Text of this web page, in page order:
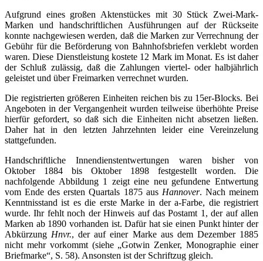
Aufgrund eines großen Aktenstückes mit 30 Stück Zwei-Mark-
Marken und handschriftlichen Ausführungen auf der Rückseite
konnte nachgewiesen werden, daß die Marken zur Verrechnung der
Gebühr für die Beförderung von Bahnhofsbriefen verklebt worden
waren. Diese Dienstleistung kostete 12 Mark im Monat. Es ist daher
der Schluß zulässig, daß die Zahlungen viertel- oder halbjährlich
geleistet und über Freimarken verrechnet wurden.
Die registrierten größeren Einheiten reichen bis zu 15er-Blocks. Bei
Angeboten in der Vergangenheit wurden teilweise überhöhte Preise
hierfür gefordert, so daß sich die Einheiten nicht absetzen ließen.
Daher hat in den letzten Jahrzehnten leider eine Vereinzelung
stattgefunden.
Handschriftliche Innendienstentwertungen waren bisher von
Oktober 1884 bis Oktober 1898 festgestellt worden. Die
nachfolgende Abbildung 1 zeigt eine neu gefundene Entwertung
vom Ende des ersten Quartals 1875 aus Hannover. Nach meinem
Kenntnisstand ist es die erste Marke in der a-Farbe, die registriert
wurde. Ihr fehlt noch der Hinweis auf das Postamt 1, der auf allen
Marken ab 1890 vorhanden ist. Dafür hat sie einen Punkt hinter der
Abkürzung Hnvr., der auf einer Marke aus dem Dezember 1885
nicht mehr vorkommt (siehe „Gotwin Zenker, Monographie einer
Briefmarke“, S. 58). Ansonsten ist der Schriftzug gleich.